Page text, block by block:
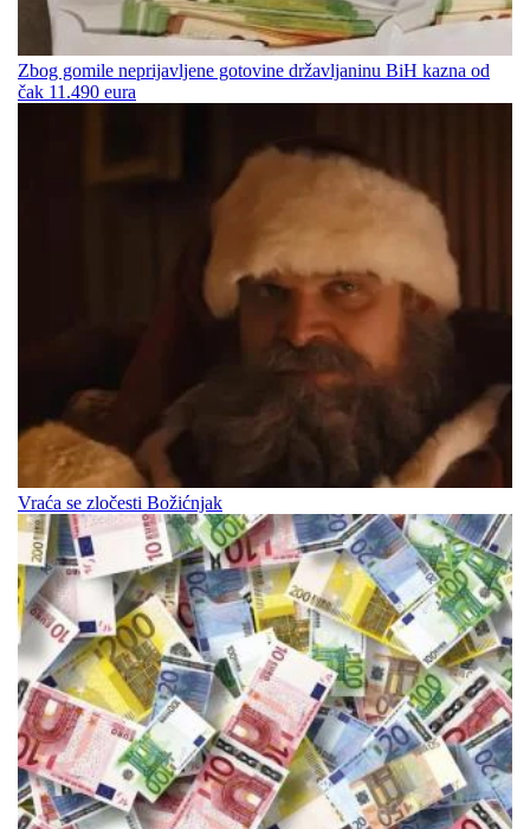
Zbog gomile neprijavljene gotovine državljaninu BiH kazna od
čak 11.490 eura
Vraća se zločesti Božićnjak